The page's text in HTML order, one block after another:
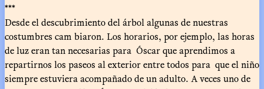
***
Desde el descubrimiento del árbol algunas de nuestras
costumbres cam biaron. Los horarios, por ejemplo, las horas
de luz eran tan necesarias para Óscar que aprendimos a
repartirnos los paseos al exterior entre todos para que el niño
siempre estuviera acompañado de un adulto. A veces uno de